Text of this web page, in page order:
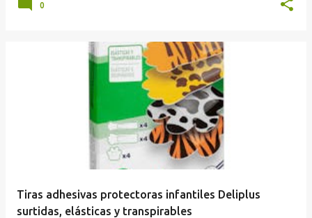
0
Tiras adhesivas protectoras infantiles Deliplus
surtidas, elásticas y transpirables